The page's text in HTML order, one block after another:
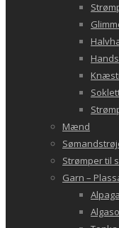
Mænd
Strømper til
Garn –